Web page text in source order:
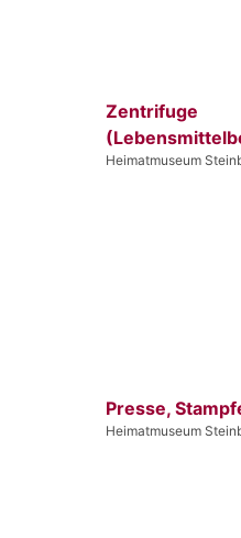
Zentrifuge
Heimatmuseum
Presse,
Heimatmuseum